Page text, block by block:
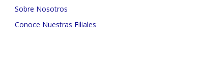
Sobre Nosotros
Conoce Nuestras Filiales